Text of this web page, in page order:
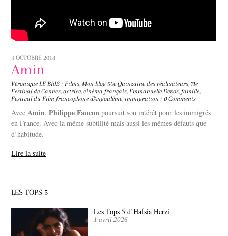
3 OCTOBRE 2018
Amin
Véronique LE BRIS / Films,Mon blog 50e Quinzaine des réalisateurs,71e
Festival de Cannes,actrice,cinéma français,Emmanuelle Devos, famille,
Festival du Film francophone d'Angoulême, immigration / 0 Comments
AvecAmin,Philippe Faucon poursuit son intérêt pour les immigrés
en France. Avec la même subtilité mais aussi les mêmes défauts que
d’habitude.
Lire la suite
LES TOPS 5
Les Tops 5 d’Hafsia Herzi
1 avril 2026